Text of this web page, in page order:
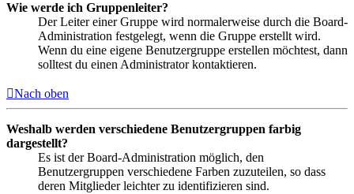
Wie werde ich Gruppenleiter?
Der Leiter einer Gruppe wird normalerweise durch die Board-
Administration festgelegt, wenn die Gruppe erstellt wird.
Wenn du eine eigene Benutzergruppe erstellen möchtest, dann
solltest du einen Administrator kontaktieren.
Nach oben
Weshalb werden verschiedene Benutzergruppen farbig
dargestellt?
Es ist der Board-Administration möglich, den
Benutzergruppen verschiedene Farben zuzuteilen, so dass
deren Mitglieder leichter zu identifizieren sind.